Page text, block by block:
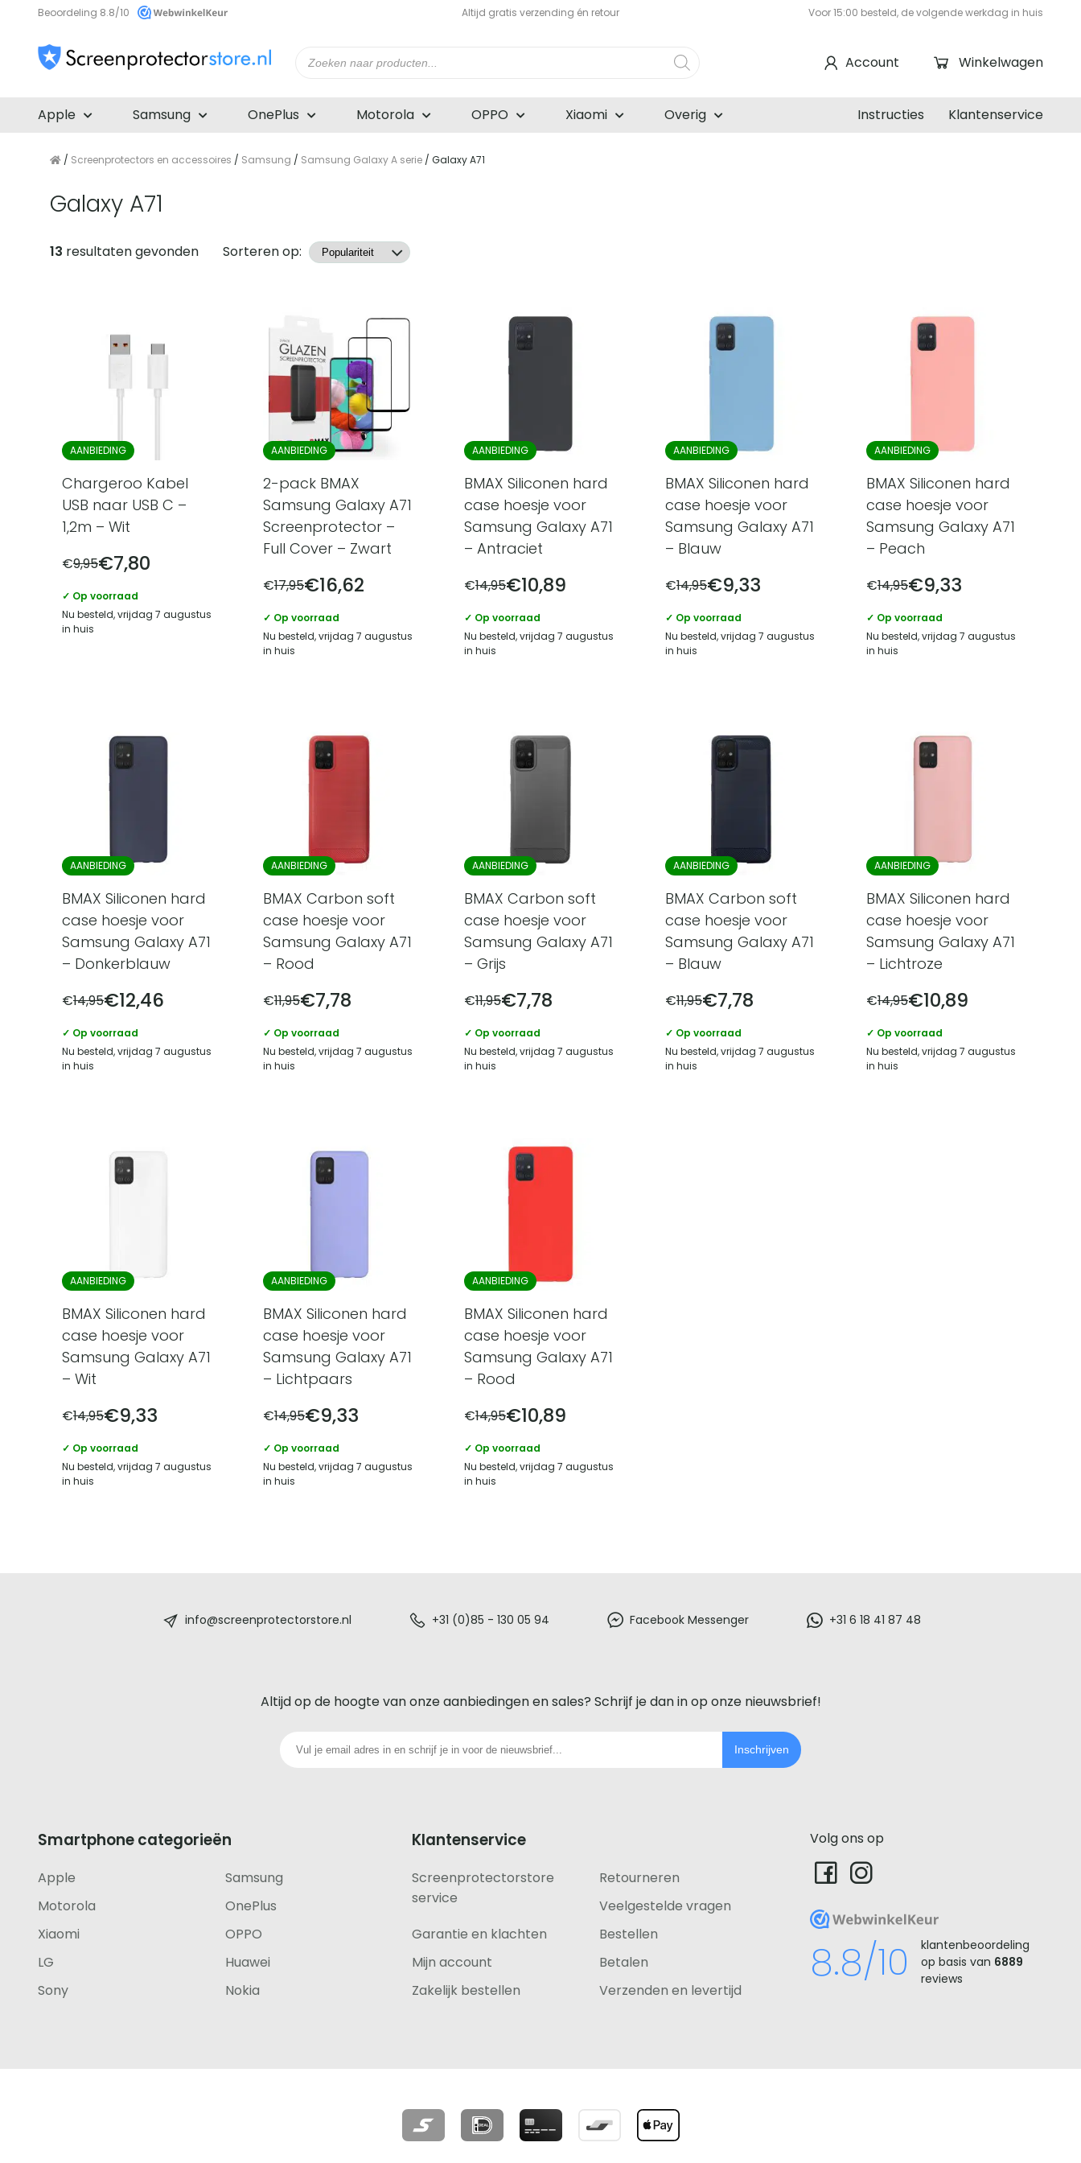
Beoordeling 8.8/10 Altijd gratis verzending én retour Voor 15:00 besteld, de volgende werkdag in huis
zoeken Winkelwagen
Account
Apple Samsung OnePlus Motorola OPPO Xiaomi Overig Klantenservice
Instructies
/ Screenprotectors en accessoires / Samsung / Samsung Galaxy A serie / Galaxy A71
Galaxy A71
Producten
13 resultaten gevonden Sorteren op:
AANBIEDING
Chargeroo Kabel
USB naar USB C –
1,2m – Wit
€9,95€7,80
✓ Op voorraad
Nu besteld, vrijdag 7 augustus
in huis
AANBIEDING
2-pack BMAX
Samsung Galaxy A71
Screenprotector –
Full Cover – Zwart
€17,95€16,62
✓ Op voorraad
Nu besteld, vrijdag 7 augustus
in huis
AANBIEDING
BMAX Siliconen hard
case hoesje voor
Samsung Galaxy A71
– Antraciet
€14,95€10,89
✓ Op voorraad
Nu besteld, vrijdag 7 augustus
in huis
AANBIEDING
BMAX Siliconen hard
case hoesje voor
Samsung Galaxy A71
– Blauw
€14,95€9,33
✓ Op voorraad
Nu besteld, vrijdag 7 augustus
in huis
AANBIEDING
BMAX Siliconen hard
case hoesje voor
Samsung Galaxy A71
– Peach
€14,95€9,33
✓ Op voorraad
Nu besteld, vrijdag 7 augustus
in huis
AANBIEDING
BMAX Siliconen hard
case hoesje voor
Samsung Galaxy A71
– Donkerblauw
€14,95€12,46
✓ Op voorraad
Nu besteld, vrijdag 7 augustus
in huis
AANBIEDING
BMAX Carbon soft
case hoesje voor
Samsung Galaxy A71
– Rood
€11,95€7,78
✓ Op voorraad
Nu besteld, vrijdag 7 augustus
in huis
AANBIEDING
BMAX Carbon soft
case hoesje voor
Samsung Galaxy A71
– Grijs
€11,95€7,78
✓ Op voorraad
Nu besteld, vrijdag 7 augustus
in huis
AANBIEDING
BMAX Carbon soft
case hoesje voor
Samsung Galaxy A71
– Blauw
€11,95€7,78
✓ Op voorraad
Nu besteld, vrijdag 7 augustus
in huis
AANBIEDING
BMAX Siliconen hard
case hoesje voor
Samsung Galaxy A71
– Lichtroze
€14,95€10,89
✓ Op voorraad
Nu besteld, vrijdag 7 augustus
in huis
AANBIEDING
BMAX Siliconen hard
case hoesje voor
Samsung Galaxy A71
– Wit
€14,95€9,33
✓ Op voorraad
Nu besteld, vrijdag 7 augustus
in huis
AANBIEDING
BMAX Siliconen hard
case hoesje voor
Samsung Galaxy A71
– Lichtpaars
€14,95€9,33
✓ Op voorraad
Nu besteld, vrijdag 7 augustus
in huis
AANBIEDING
BMAX Siliconen hard
case hoesje voor
Samsung Galaxy A71
– Rood
€14,95€10,89
✓ Op voorraad
Nu besteld, vrijdag 7 augustus
in huis
iedere
telefoon
footer
info@screenprotectorstore.nl +31 (0)85 - 130 05 94 Facebook Messenger +31 6 18 41 87 48
Altijd op de hoogte van onze aanbiedingen en sales? Schrijf je dan in op onze nieuwsbrief!
Inschrijven
Smartphone categorieën
Apple
Samsung
Motorola
OnePlus
Xiaomi
OPPO
LG
Huawei
Sony
Nokia
Klantenservice
Screenprotectorstore
service
Retourneren
Veelgestelde vragen
Garantie en klachten
Bestellen
Mijn account
Betalen
Zakelijk bestellen
Verzenden en levertijd
Volg ons op
WebwinkelKeur
8.8/10
klantenbeoordeling
op basis van 6889
reviews